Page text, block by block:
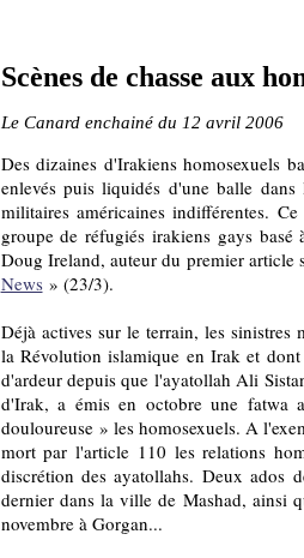
Scènes de chasse aux
Le Canard enchainé du 12 avril 2006
Des dizaines d'Irakiens homosexuels
enlevés puis liquidés d'une balle
militaires américaines indifférentes.
groupe de réfugiés irakiens gays
Doug Ireland, auteur du premier
News» (23/3).
Déjà actives sur le terrain, les sinistres
la Révolution islamique en Irak et
d'ardeur depuis que l'ayatollah Ali
d'Irak, a émis en octobre une
douloureuse » les homosexuels. A
mort par l'article 110 les relations
discrétion des ayatollahs. Deux
dernier dans la ville de Mashad, ainsi
novembre à Gorgan...